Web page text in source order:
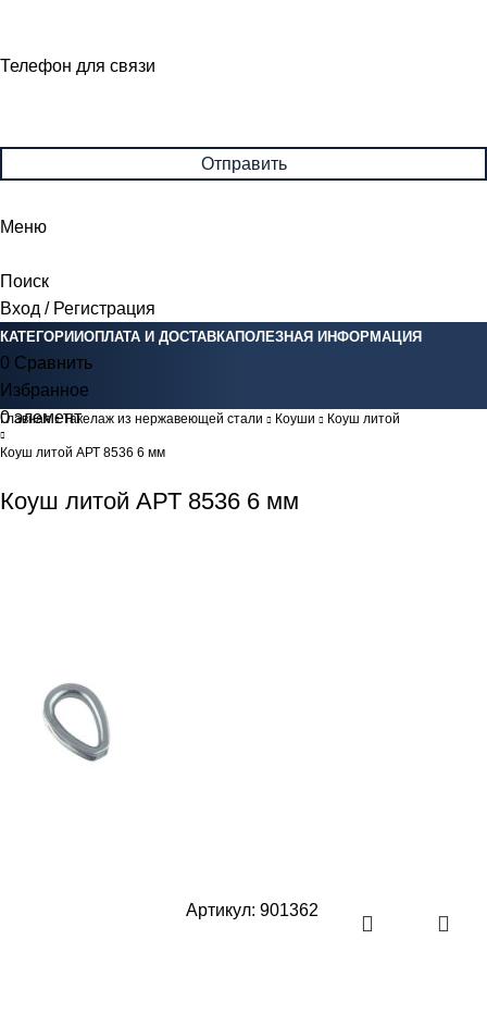
Телефон для связи
Меню
Поиск
Вход / Регистрация
КАТЕГОРИИОПЛАТА И ДОСТАВКАПОЛЕЗНАЯ ИНФОРМАЦИЯ
0 Сравнить
Избранное
0элемент 0Br
Главная Такелаж из нержавеющей стали Коуши Коуш литой
Коуш литой АРТ 8536 6 мм
Коуш литой АРТ 8536 6 мм
Артикул: 901362